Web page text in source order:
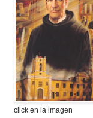
click en la imagen